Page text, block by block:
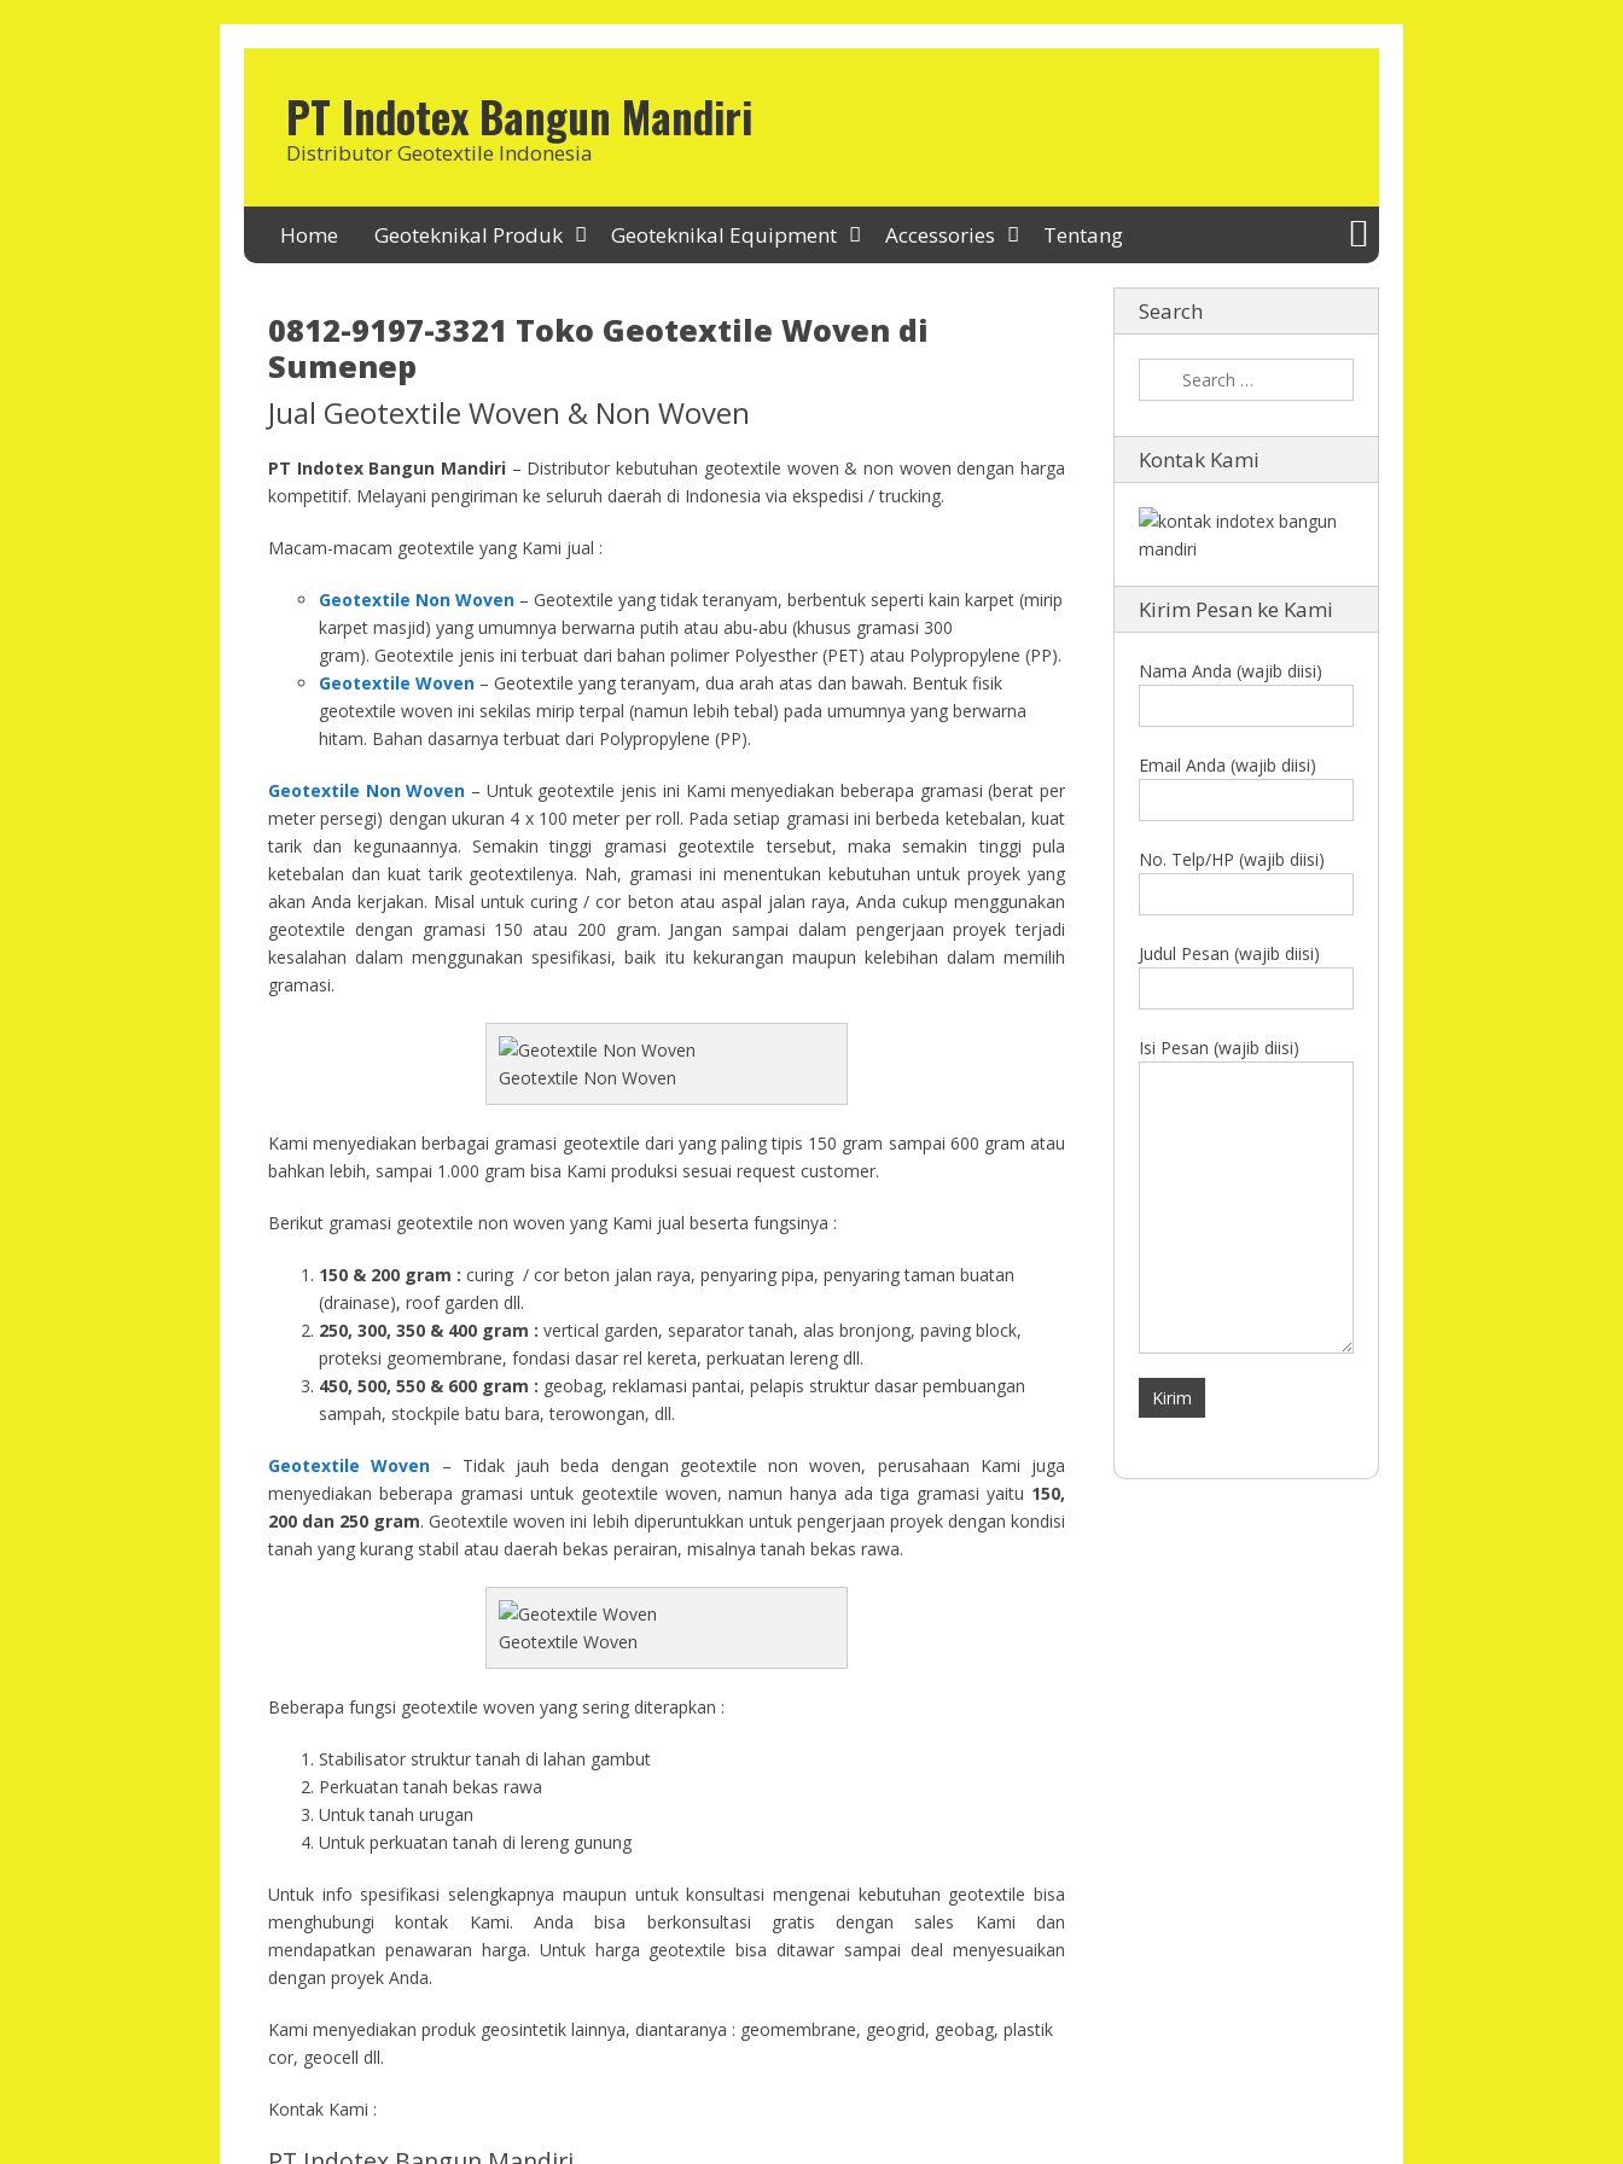
PT Indotex Bangun Mandiri
Distributor Geotextile Indonesia
Home Geoteknikal Produk Geoteknikal Equipment Accessories Tentang
0812-9197-3321 Toko Geotextile Woven di
Sumenep
Jual Geotextile Woven & Non Woven
PT Indotex Bangun Mandiri – Distributor kebutuhan geotextile woven & non woven dengan harga
kompetitif. Melayani pengiriman ke seluruh daerah di Indonesia via ekspedisi / trucking.
Macam-macam geotextile yang Kami jual :
Geotextile Non Woven – Geotextile yang tidak teranyam, berbentuk seperti kain karpet (mirip
karpet masjid) yang umumnya berwarna putih atau abu-abu (khusus gramasi 300
gram). Geotextile jenis ini terbuat dari bahan polimer Polyesther (PET) atau Polypropylene (PP).
Geotextile Woven – Geotextile yang teranyam, dua arah atas dan bawah. Bentuk fisik
geotextile woven ini sekilas mirip terpal (namun lebih tebal) pada umumnya yang berwarna
hitam. Bahan dasarnya terbuat dari Polypropylene (PP).
Geotextile Non Woven – Untuk geotextile jenis ini Kami menyediakan beberapa gramasi (berat per
meter persegi) dengan ukuran 4 x 100 meter per roll. Pada setiap gramasi ini berbeda ketebalan, kuat
tarik dan kegunaannya. Semakin tinggi gramasi geotextile tersebut, maka semakin tinggi pula
ketebalan dan kuat tarik geotextilenya. Nah, gramasi ini menentukan kebutuhan untuk proyek yang
akan Anda kerjakan. Misal untuk curing / cor beton atau aspal jalan raya, Anda cukup menggunakan
geotextile dengan gramasi 150 atau 200 gram. Jangan sampai dalam pengerjaan proyek terjadi
kesalahan dalam menggunakan spesifikasi, baik itu kekurangan maupun kelebihan dalam memilih
gramasi.
Geotextile Non Woven
Kami menyediakan berbagai gramasi geotextile dari yang paling tipis 150 gram sampai 600 gram atau
bahkan lebih, sampai 1.000 gram bisa Kami produksi sesuai request customer.
Berikut gramasi geotextile non woven yang Kami jual beserta fungsinya :
150 & 200 gram : curing / cor beton jalan raya, penyaring pipa, penyaring taman buatan
(drainase), roof garden dll.
250, 300, 350 & 400 gram : vertical garden, separator tanah, alas bronjong, paving block,
proteksi geomembrane, fondasi dasar rel kereta, perkuatan lereng dll.
450, 500, 550 & 600 gram : geobag, reklamasi pantai, pelapis struktur dasar pembuangan
sampah, stockpile batu bara, terowongan, dll.
Geotextile Woven – Tidak jauh beda dengan geotextile non woven, perusahaan Kami juga
menyediakan beberapa gramasi untuk geotextile woven, namun hanya ada tiga gramasi yaitu 150,
200 dan 250 gram. Geotextile woven ini lebih diperuntukkan untuk pengerjaan proyek dengan kondisi
tanah yang kurang stabil atau daerah bekas perairan, misalnya tanah bekas rawa.
Geotextile Woven
Beberapa fungsi geotextile woven yang sering diterapkan :
Stabilisator struktur tanah di lahan gambut
Perkuatan tanah bekas rawa
Untuk tanah urugan
Untuk perkuatan tanah di lereng gunung
Untuk info spesifikasi selengkapnya maupun untuk konsultasi mengenai kebutuhan geotextile bisa
menghubungi kontak Kami. Anda bisa berkonsultasi gratis dengan sales Kami dan
mendapatkan penawaran harga. Untuk harga geotextile bisa ditawar sampai deal menyesuaikan
dengan proyek Anda.
Kami menyediakan produk geosintetik lainnya, diantaranya : geomembrane, geogrid, geobag, plastik
cor, geocell dll.
Kontak Kami :
Search
Kontak Kami
Kirim Pesan ke Kami
Nama Anda (wajib diisi)
Email Anda (wajib diisi)
No. Telp/HP (wajib diisi)
Judul Pesan (wajib diisi)
Isi Pesan (wajib diisi)